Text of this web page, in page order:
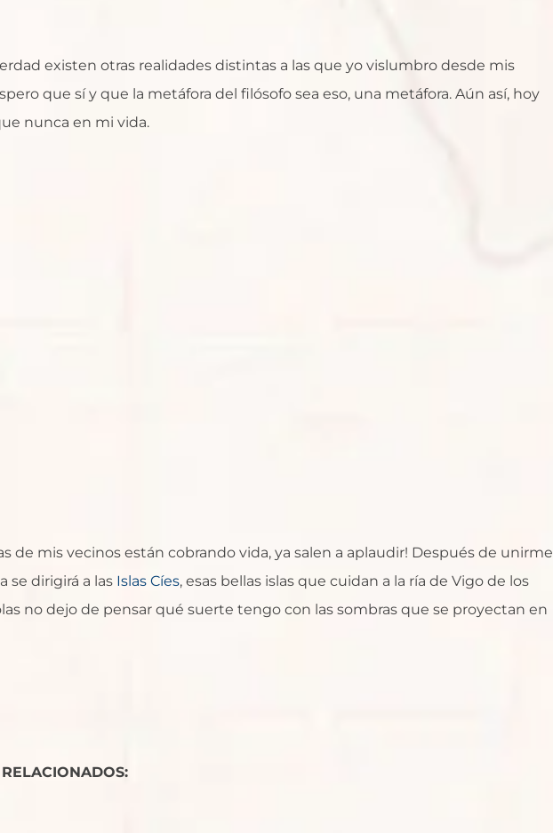
existen otras realidades distintas a las que yo vislumbro desde mis
que sí y que la metáfora del filósofo sea eso, una metáfora. Aún así, hoy
nunca en mi vida.
de mis vecinos están cobrando vida, ya salen a aplaudir! Después de unirme
se dirigirá a las Islas Cíes, esas bellas islas que cuidan a la ría de Vigo de los
no dejo de pensar qué suerte tengo con las sombras que se proyectan en